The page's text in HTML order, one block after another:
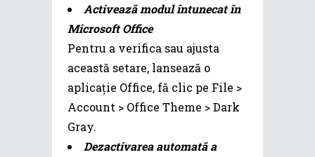
Activează modul întunecat în
Microsoft Office
Pentru a verifica sau ajusta
această setare, lansează o
aplicație Office, fă clic pe File >
Account > Office Theme > Dark
Gray.
Dezactivarea automată a